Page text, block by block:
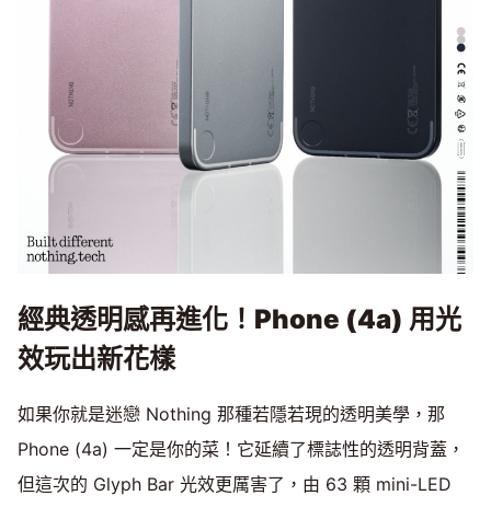
經典透明感再進化！Phone (4a) 用光
效玩出新花樣
如果你就是迷戀 Nothing 那種若隱若現的透明美學，那
Phone (4a) 一定是你的菜！它延續了標誌性的透明背蓋，
但這次的 Glyph Bar 光效更厲害了，由 63 顆 mini-LED